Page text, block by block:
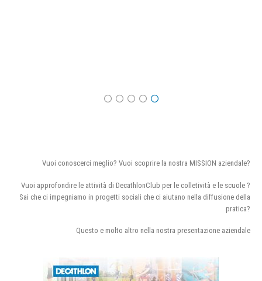
Vuoi conoscerci meglio? Vuoi scoprire la nostra MISSION aziendale?
Vuoi approfondire le attività di DecathlonClub per le colletività e le scuole ?
Sai che ci impegniamo in progetti sociali che ci aiutano nella diffusione della
pratica?
Questo e molto altro nella nostra presentazione aziendale